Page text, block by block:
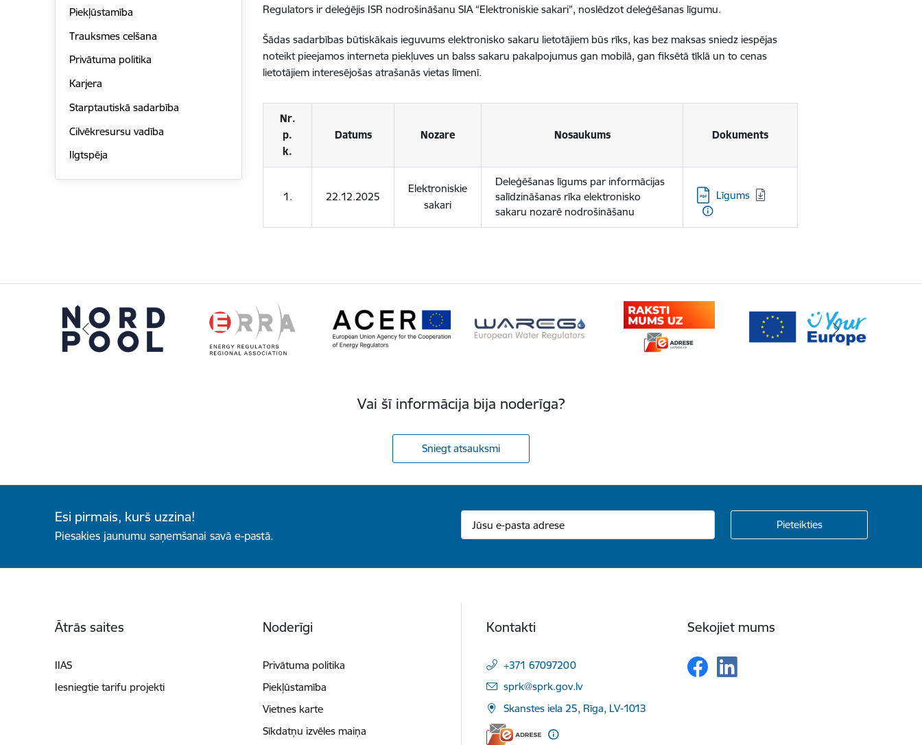
Piekļūstamība
Trauksmes celšana
Privātuma politika
Karjera
Starptautiskā sadarbība
Cilvēkresursu vadība
Ilgtspēja
Regulators ir deleģējis ISR nodrošināšanu SIA “Elektroniskie sakari”, noslēdzot deleģēšanas līgumu.
Šādas sadarbības būtiskākais ieguvums elektronisko sakaru lietotājiem būs rīks, kas bez maksas sniedz iespējas
noteikt pieejamos interneta piekļuves un balss sakaru pakalpojumus gan mobilā, gan fiksētā tīklā un to cenas
lietotājiem interesējošas atrašanās vietas līmenī.
Nr.
p.
k.
Datums Nozare Nosaukums Dokuments
1. 22.12.2025
Elektroniskie
sakari
Deleģēšanas līgums par informācijas
salīdzināšanas rīka elektronisko
sakaru nozarē nodrošināšanu
Lejupielādēt:
Līgums
Vai šī informācija bija noderīga?
Sniegt atsauksmi
Esi pirmais, kurš uzzina!
Piesakies jaunumu saņemšanai savā e-pastā.
Ātrās saites
IIAS
Iesniegtie tarifu projekti
Noderīgi
Privātuma politika
Piekļūstamība
Vietnes karte
Sīkdatņu izvēles maiņa
Kontakti
+371 67097200
E-pasts:
sprk@sprk.gov.lv
Skanstes iela 25, Rīga, LV-1013
Sekojiet mums